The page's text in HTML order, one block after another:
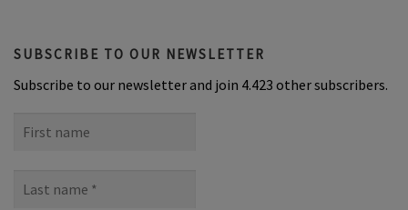
SUBSCRIBE TO OUR NEWSLETTER
Subscribe to our newsletter and join 4.423 other subscribers.
name
name